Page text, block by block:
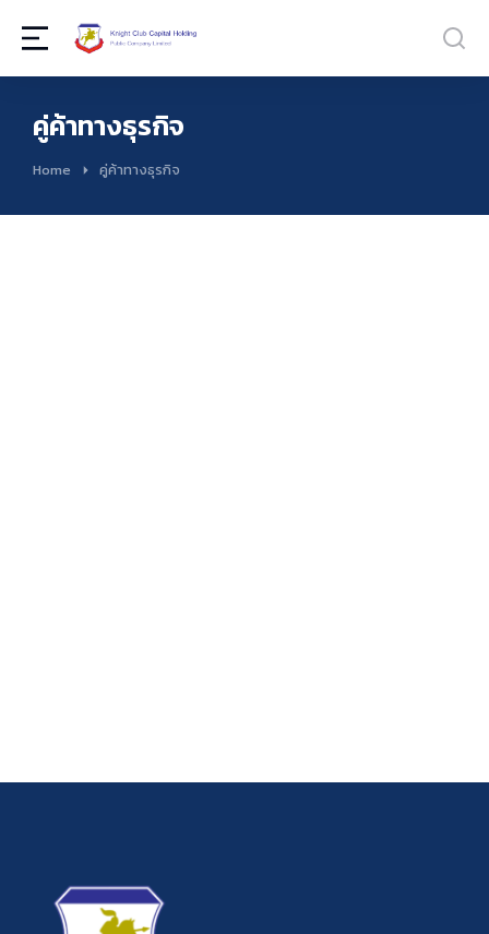
คู่ค้าทางธุรกิจ
You are here:
Home คู่ค้าทางธุรกิจ